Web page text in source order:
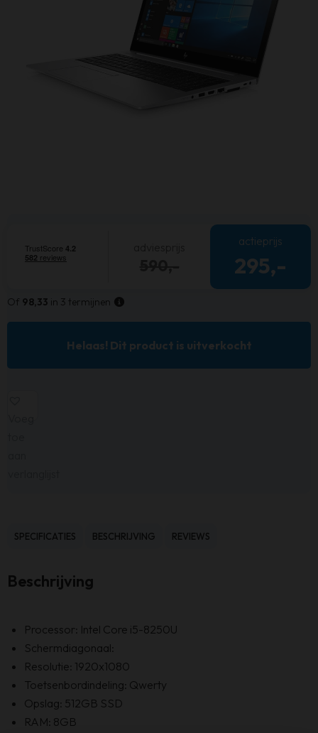
actieprijs
295,-
Of 98,33 in 3 termijnen
Helaas! Dit product is uitverkocht
SPECIFICATIES BESCHRIJVING REVIEWS
Beschrijving
Processor: Intel Core i5-8250U
Schermdiagonaal:
Resolutie: 1920x1080
Toetsenbordindeling: Qwerty
Opslag: 512GB SSD
RAM: 8GB